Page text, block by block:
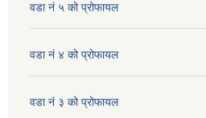
वडा नं ५ को प्रोफायल
वडा नं ४ को प्रोफायल
वडा नं ३ को प्रोफायल